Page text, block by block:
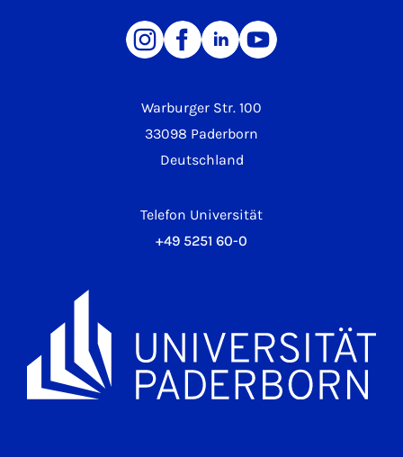
Warburger Str. 100
33098 Paderborn
Deutschland
Telefon Universität
+49 5251 60-0